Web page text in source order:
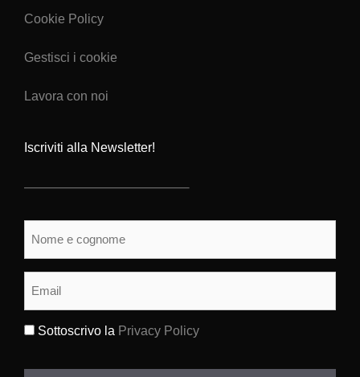
Cookie Policy
Gestisci i cookie
Lavora con noi
Iscriviti alla Newsletter!
Sottoscrivo la Privacy Policy